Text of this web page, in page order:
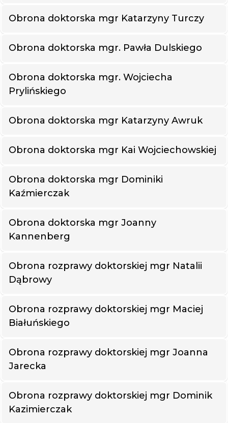
Obrona doktorska mgr Katarzyny Turczy
Obrona doktorska mgr. Pawła Dulskiego
Obrona doktorska mgr. Wojciecha
Prylińskiego
Obrona doktorska mgr Katarzyny Awruk
Obrona doktorska mgr Kai Wojciechowskiej
Obrona doktorska mgr Dominiki
Kaźmierczak
Obrona doktorska mgr Joanny
Kannenberg
Obrona rozprawy doktorskiej mgr Natalii
Dąbrowy
Obrona rozprawy doktorskiej mgr Maciej
Białuńskiego
Obrona rozprawy doktorskiej mgr Joanna
Jarecka
Obrona rozprawy doktorskiej mgr Dominik
Kazimierczak